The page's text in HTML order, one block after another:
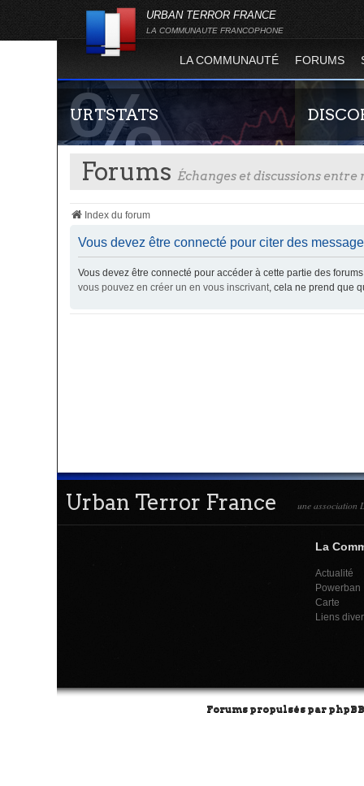
URBAN TERROR FRANCE
LA COMMUNAUTE FRANCOPHONE
LA COMMUNAUTÉ FORUMS
URTSTATS
Statistiques globales et en temps réel de la
totalité des serveurs d'Urban Terror. Suivez
Rejoignez-
France !
Forums Échanges et discussions
Index du forum
Vous devez être connecté pour citer des
Vous devez être connecté pour accéder à cette partie des
vous pouvez en créer un en vous inscrivant, cela ne prend que
Urban Terror France une association
La
Actualité
Powerban
Carte
Liens
Forums propulsés par phpBB